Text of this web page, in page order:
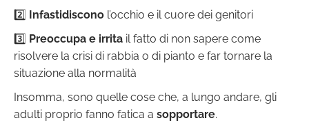
2️⃣
Infastidiscono l’occhio e il cuore dei genitori
3️⃣ Preoccupa e irrita il fatto di non sapere come
risolvere la crisi di rabbia o di pianto e far tornare la
situazione alla normalità
Insomma, sono quelle cose che, a lungo andare, gli
adulti proprio fanno fatica a sopportare.